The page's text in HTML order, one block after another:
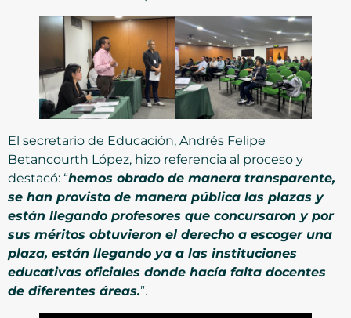
El secretario de Educación, Andrés Felipe
Betancourth López, hizo referencia al proceso y
destacó: “hemos obrado de manera transparente,
se han provisto de manera pública las plazas y
están llegando profesores que concursaron y por
sus méritos obtuvieron el derecho a escoger una
plaza, están llegando ya a las instituciones
educativas oficiales donde hacía falta docentes
de diferentes áreas.”.